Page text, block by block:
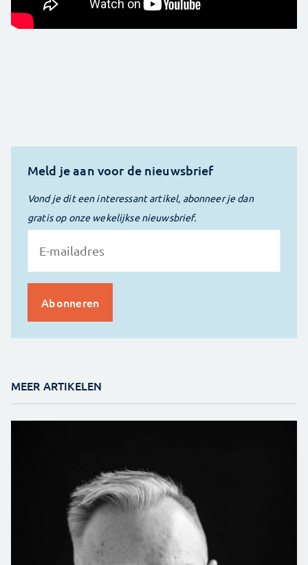
Meld je aan voor de nieuwsbrief
Vond je dit een interessant artikel, abonneer je dan
gratis op onze wekelijkse nieuwsbrief.
MEER ARTIKELEN